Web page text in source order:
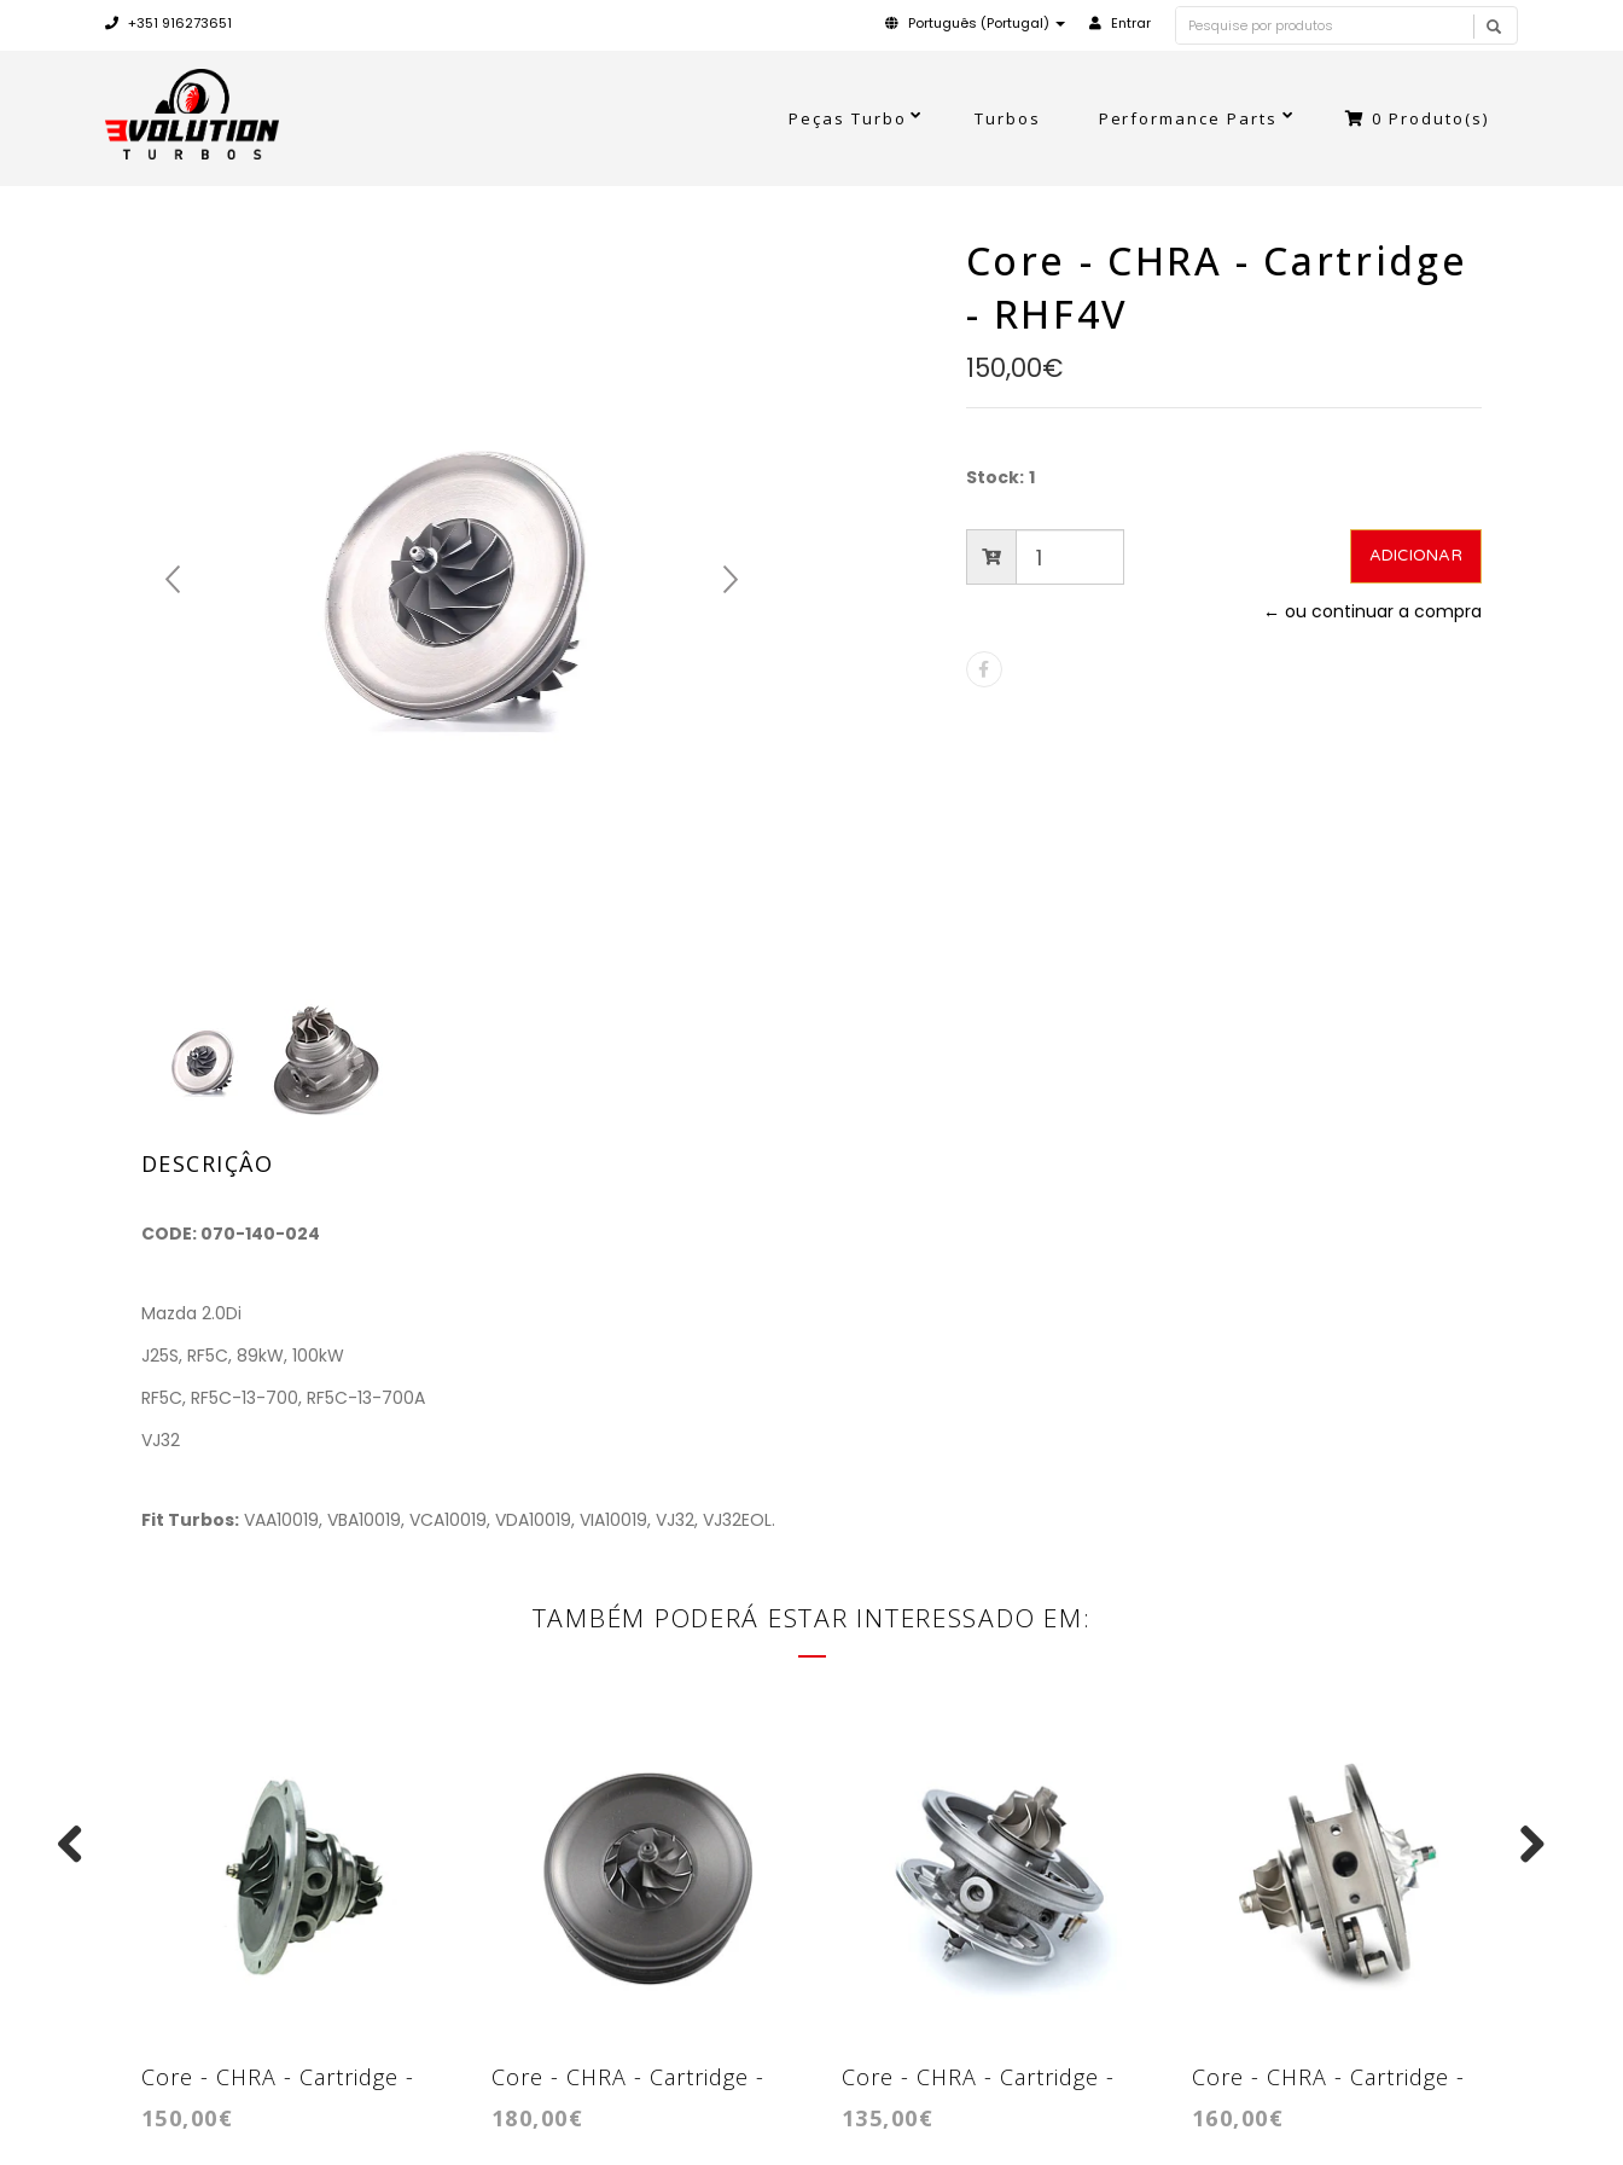
+351 916273651 Português (Portugal) Entrar
Peças Turbo Turbos Performance Parts 0 Produto(s)
DESCRIÇÂO
CODE: 070-140-024
Mazda 2.0Di
J25S, RF5C, 89kW, 100kW
RF5C, RF5C-13-700, RF5C-13-700A
VJ32
Fit Turbos: VAA10019, VBA10019, VCA10019, VDA10019, VIA10019, VJ32, VJ32EOL.
Core - CHRA - Cartridge
- RHF4V
150,00€
Stock: 1
← ou continuar a compra
TAMBÉM PODERÁ ESTAR INTERESSADO EM:
Core - CHRA - Cartridge -
RHF4V
150,00€
Core - CHRA - Cartridge -
RHF4V
180,00€
Core - CHRA - Cartridge -
GTB1746VK
135,00€
Core - CHRA - Cartridge -
BV40
160,00€